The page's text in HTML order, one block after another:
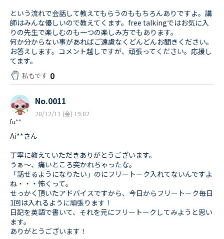
という流れで会話して教えてもらうのももちろんありですよ。講
師はみんな優しいので教えてくます。free talkingではお気に入
りの先生で楽しむのも一つの楽しみ方でもあります。
何か分からない事があればご遠慮なくどんどんお聞きください。
お答えします。コメント越しですが、頑張ってください。応援し
てます。
私もです 0
fu**
No.0011
20/12/11 (金) 19:02
Ai**さん
丁寧に教えていただきありがとうございます。
うぁ～、痛いところ突かれちゃったな。
「話せるようになりたい」のにフリートーク入れてないんですよ
ね・・・怖くって。
せっかく頂いたアドバイスですから、今日からフリートーク毎日
1回は入れるように頑張ります！
日記を英語で書いて、それを元にフリートークしてみようと思い
ます。
ありがとうございます！